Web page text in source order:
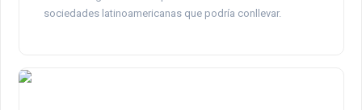
sociedades latinoamericanas que podría conllevar.